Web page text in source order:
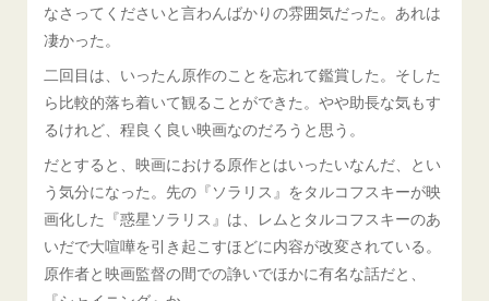
なさってくださいと言わんばかりの雰囲気だった。あれは
凄かった。
二回目は、いったん原作のことを忘れて鑑賞した。そした
ら比較的落ち着いて観ることができた。やや助長な気もす
るけれど、程良く良い映画なのだろうと思う。
だとすると、映画における原作とはいったいなんだ、とい
う気分になった。先の『ソラリス』をタルコフスキーが映
画化した『惑星ソラリス』は、レムとタルコフスキーのあ
いだで大喧嘩を引き起こすほどに内容が改変されている。
原作者と映画監督の間での諍いでほかに有名な話だと、